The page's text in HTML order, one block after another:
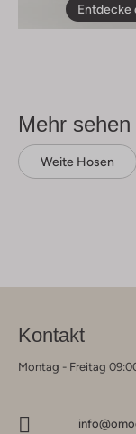
Entdecke
Mehr sehen
Weite Hosen
Kontakt
Montag - Freitag